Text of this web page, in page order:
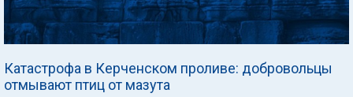
Катастрофа в Керченском проливе: добровольцы
отмывают птиц от мазута